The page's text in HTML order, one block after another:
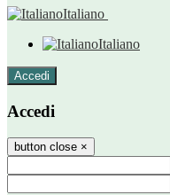
Italiano
Italiano
Accedi
Accedi
button close ×